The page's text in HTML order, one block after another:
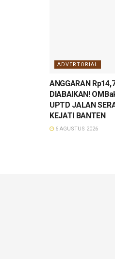
ADVERTORIAL
ANGGARAN
DIABAIKAN!
UPTD JALAN
KEJATI BANTEN
6 AGUSTUS 2026